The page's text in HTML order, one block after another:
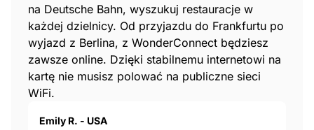
na Deutsche Bahn, wyszukuj restauracje w
każdej dzielnicy. Od przyjazdu do Frankfurtu po
wyjazd z Berlina, z WonderConnect będziesz
zawsze online. Dzięki stabilnemu internetowi na
kartę nie musisz polować na publiczne sieci
WiFi.
Emily R. - USA